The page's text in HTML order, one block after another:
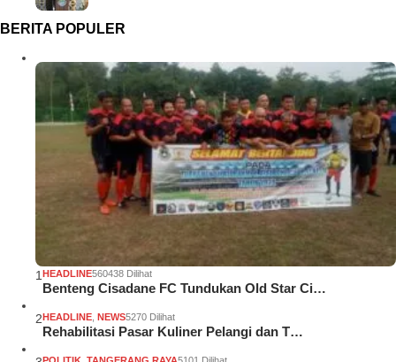
BERITA POPULER
1 HEADLINE560438 Dilihat
Benteng Cisadane FC Tundukan Old Star Ci…
2HEADLINE NEWS5270 Dilihat
Rehabilitasi Pasar Kuliner Pelangi dan T…